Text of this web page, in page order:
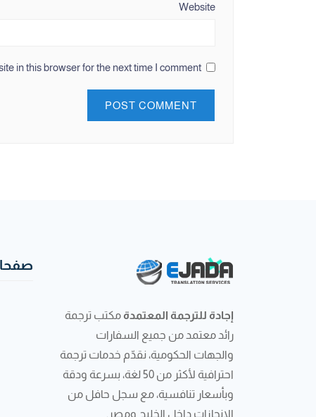
Website
in this browser for the next time I comment.
إجادة للترجمة المعتمدة مكتب ترجمة
رائد معتمد من جميع السفارات
والجهات الحكومية، نقدّم خدمات ترجمة
احترافية لأكثر من 50 لغة، بسرعة ودقة
وبأسعار تنافسية، مع سجل حافل من
الإنجازات داخل الخليج ومصر.